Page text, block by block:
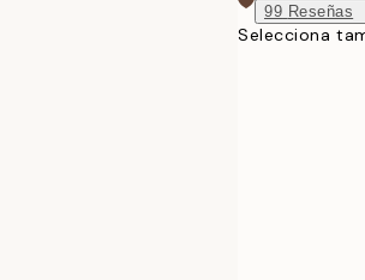
99 Reseñas
Selecciona